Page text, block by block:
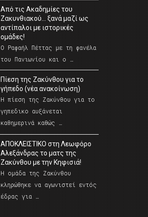
Από τις Ακαδημίες του
Ζακυνθιακού… ξανά μαζί ως
αντίπαλοι με ιστορικές
ομάδες!
Ο Ραφαήλ Πέττας με τη φανέλα
του Πανιωνίου και ο …
Πίεση της Ζακύνθου για το
γήπεδο (νέα ανακοίνωση)
Η πίεση της Ζακύνθου για το
γηπεδικο αυξάνεται
καθημερινά καθώς …
AΠΟΚΛΕΙΣΤΙΚΟ στη Λεωφόρο
Αλεξάνδρας το ματς της
Ζακύνθου με την Κηφισιά!
Η ομάδα της Ζακύνθου
κληρώθηκε να αγωνιστεί εντός
έδρας για …